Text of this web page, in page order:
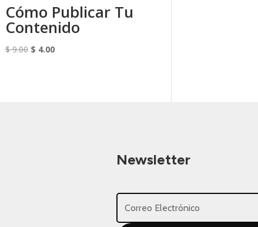
Cómo Publicar Tu
Contenido
$9.00 El
$ 4.00El
Newsletter